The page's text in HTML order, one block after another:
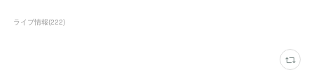
ライブ情報(222)